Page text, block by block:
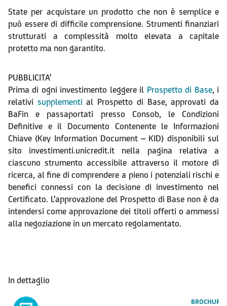
State per acquistare un prodotto che non è semplice e
può essere di difficile comprensione. Strumenti finanziari
strutturati a complessità molto elevata a capitale
protetto ma non garantito.
PUBBLICITA'
Prima di ogni investimento leggere il Prospetto di Base, i
relativi supplementi al Prospetto di Base, approvati da
BaFin e passaportati presso Consob, le Condizioni
Definitive e il Documento Contenente le Informazioni
Chiave (Key Information Document – KID) disponibili sul
sito investimenti.unicredit.it nella pagina relativa a
ciascuno strumento accessibile attraverso il motore di
ricerca, al fine di comprendere a pieno i potenziali rischi e
benefici connessi con la decisione di investimento nel
Certificato. L'approvazione del Prospetto di Base non è da
intendersi come approvazione dei titoli offerti o ammessi
alla negoziazione in un mercato regolamentato.
In dettaglio